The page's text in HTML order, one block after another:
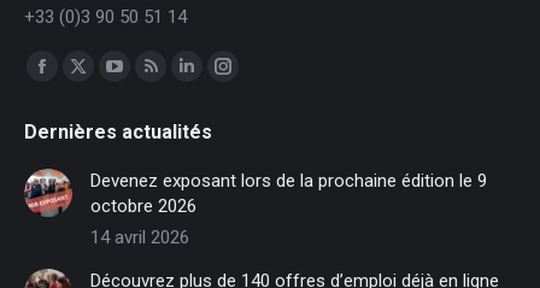
+33 (0)3 90 50 51 14
Trouvez nous sur :
Facebook
opens
in
new
window
X
opens
new
window
opens
in
new
window
opens
in
new
window
LinkedIn
opens
in
new
window
Instagram
in
Dernières actualités
Devenez exposant lors de la prochaine édition le 9
octobre 2026
14 avril 2026
Découvrez plus de 140 offres d’emploi déjà en ligne